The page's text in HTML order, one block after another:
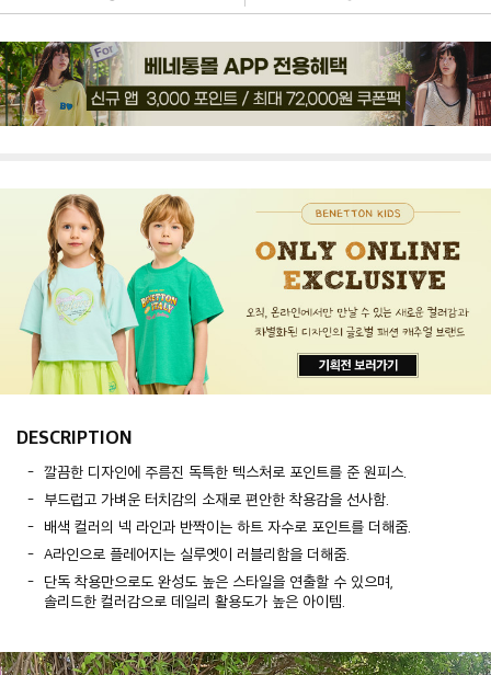
DESCRIPTION
깔끔한 디자인에 주름진 독특한 텍스처로 포인트를 준 원피스.
부드럽고 가벼운 터치감의 소재로 편안한 착용감을 선사함.
배색 컬러의 넥 라인과 반짝이는 하트 자수로 포인트를 더해줌.
A라인으로 플레어지는 실루엣이 러블리함을 더해줌.
단독 착용만으로도 완성도 높은 스타일을 연출할 수 있으며,
솔리드한 컬러감으로 데일리 활용도가 높은 아이템.